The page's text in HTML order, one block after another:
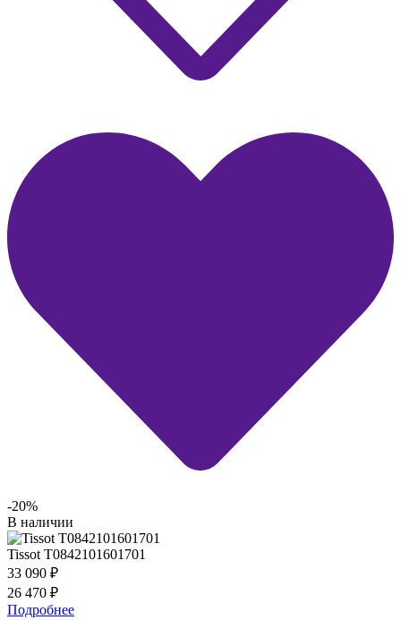
-20%
В наличии
Tissot T0842101601701
33 090 ₽
26 470 ₽
Подробнее